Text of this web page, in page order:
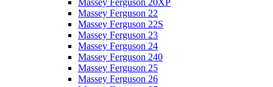
Massey Ferguson 20XP
Massey Ferguson 22
Massey Ferguson 22S
Massey Ferguson 23
Massey Ferguson 24
Massey Ferguson 240
Massey Ferguson 25
Massey Ferguson 26